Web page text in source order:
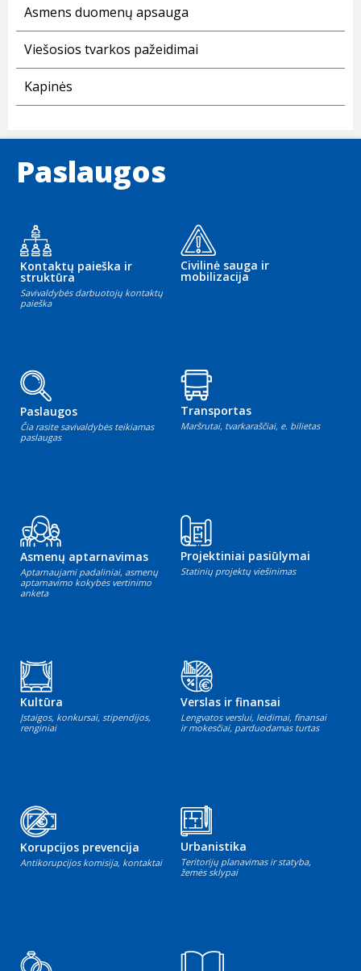
Asmens duomenų apsauga
Viešosios tvarkos pažeidimai
Kapinės
Paslaugos
Kontaktų paieška ir
struktūra
Savivaldybės darbuotojų kontaktų
paieška
Civilinė sauga ir
mobilizacija
Paslaugos
Čia rasite savivaldybės teikiamas
paslaugas
Transportas
Maršrutai, tvarkaraščiai, e. bilietas
Asmenų aptarnavimas
Aptarnaujami padaliniai, asmenų
aptarnavimo kokybės vertinimo
anketa
Projektiniai pasiūlymai
Statinių projektų viešinimas
Kultūra
Įstaigos, konkursai, stipendijos,
renginiai
Verslas ir finansai
Lengvatos verslui, leidimai, finansai
ir mokesčiai, parduodamas turtas
Korupcijos prevencija
Antikorupcijos komisija, kontaktai
Urbanistika
Teritorijų planavimas ir statyba,
žemės sklypai